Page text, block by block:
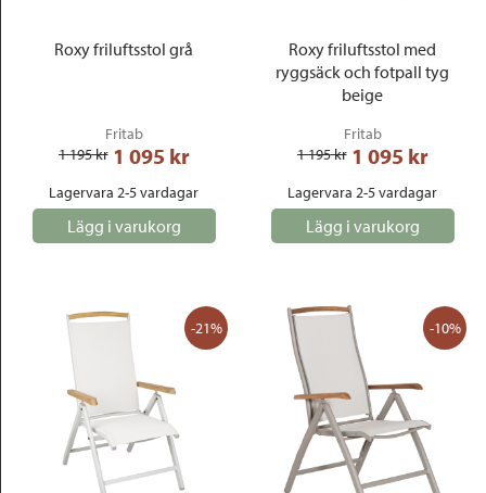
Roxy friluftsstol grå
Fritab
1 195 kr 1 095 kr
Lagervara 2-5 vardagar
Lägg i varukorg
Roxy friluftsstol med
ryggsäck och fotpall tyg
beige
Fritab
1 195 kr 1 095 kr
Lagervara 2-5 vardagar
Lägg i varukorg
-21% -10%